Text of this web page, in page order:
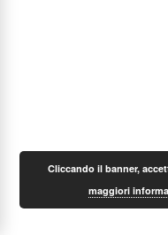
Cliccando il banner,
maggiori